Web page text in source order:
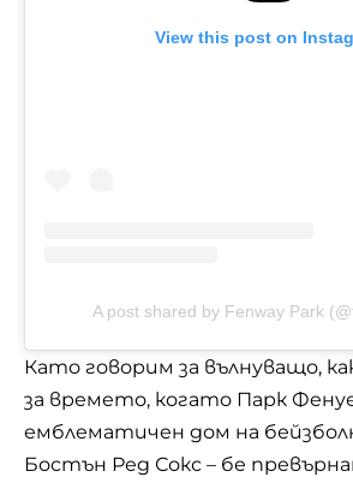
View this post on
A post shared by Fenway Park
Като говорим за вълнуващо,
за времето, когато Парк
емблематичен дом на
Бостън Ред Сокс – бе